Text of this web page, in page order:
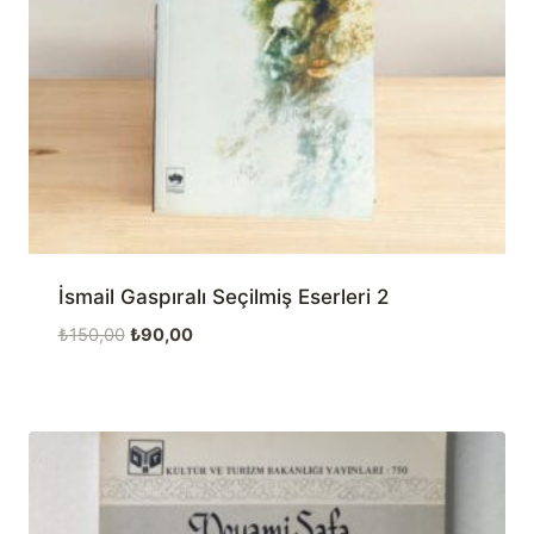
İsmail Gaspıralı Seçilmiş Eserleri 2
₺150,00 Orijinal
₺90,00Şu